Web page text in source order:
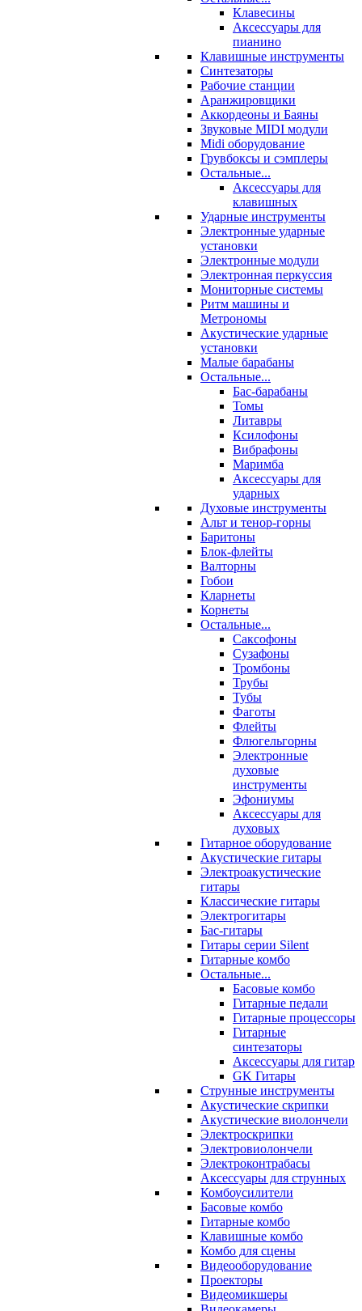
Клавесины
Аксессуары для
пианино
Клавишные инструменты
Синтезаторы
Рабочие станции
Аранжировщики
Аккордеоны и Баяны
Звуковые MIDI модули
Midi оборудование
Грувбоксы и сэмплеры
Остальные...
Аксессуары для
клавишных
Ударные инструменты
Электронные ударные
установки
Электронные модули
Электронная перкуссия
Мониторные системы
Ритм машины и
Метрономы
Акустические ударные
установки
Малые барабаны
Остальные...
Бас-барабаны
Томы
Литавры
Ксилофоны
Вибрафоны
Маримба
Аксессуары для
ударных
Духовые инструменты
Альт и тенор-горны
Баритоны
Блок-флейты
Валторны
Гобои
Кларнеты
Корнеты
Остальные...
Саксофоны
Сузафоны
Тромбоны
Трубы
Тубы
Фаготы
Флейты
Флюгельгорны
Электронные
духовые
инструменты
Эфониумы
Аксессуары для
духовых
Гитарное оборудование
Акустические гитары
Электроакустические
гитары
Классические гитары
Электрогитары
Бас-гитары
Гитары серии Silent
Гитарные комбо
Остальные...
Басовые комбо
Гитарные педали
Гитарные процессоры
Гитарные
синтезаторы
Аксессуары для гитар
GK Гитары
Струнные инструменты
Акустические скрипки
Акустические виолончели
Электроскрипки
Электровиолончели
Электроконтрабасы
Аксессуары для струнных
Комбоусилители
Басовые комбо
Гитарные комбо
Клавишные комбо
Комбо для сцены
Видеооборудование
Проекторы
Видеомикшеры